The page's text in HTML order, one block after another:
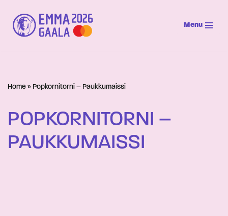
Siirry
suoraan
Menu
Home » Popkornitorni – Paukkumaissi
POPKORNITORNI –
PAUKKUMAISSI